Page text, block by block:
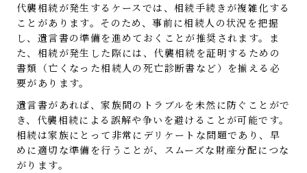
代襲相続が発生するケースでは、相続手続きが複雑化する
ことがあります。そのため、事前に相続人の状況を把握
し、遺言書の準備を進めておくことが推奨されます。ま
た、相続が発生した際には、代襲相続を証明するための
書類（亡くなった相続人の死亡診断書など）を揃える必
要があります。
遺言書があれば、家族間のトラブルを未然に防ぐことがで
き、代襲相続による誤解や争いを避けることが可能です。
相続は家族にとって非常にデリケートな問題であり、早
めに適切な準備を行うことが、スムーズな財産分配につな
がります。